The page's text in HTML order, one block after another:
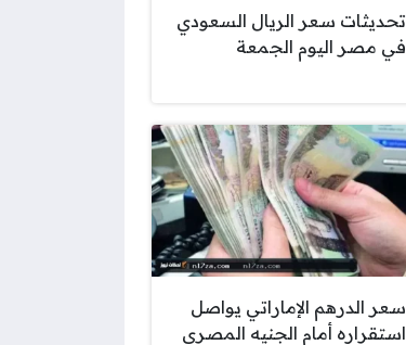
تحديثات سعر الريال السعودي
في مصر اليوم الجمعة
سعر الدرهم الإماراتي يواصل
استقراره أمام الجنيه المصري